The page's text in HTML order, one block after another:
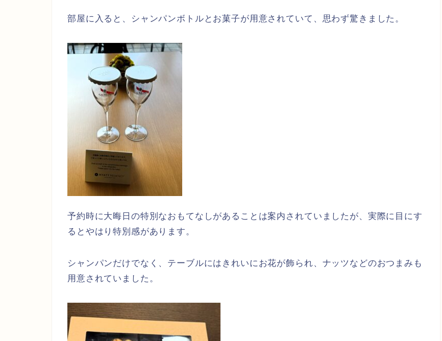
部屋に入ると、シャンパンボトルとお菓子が用意されていて、思わず驚きました。
予約時に大晦日の特別なおもてなしがあることは案内されていましたが、実際に目にす
るとやはり特別感があります。
シャンパンだけでなく、テーブルにはきれいにお花が飾られ、ナッツなどのおつまみも
用意されていました。